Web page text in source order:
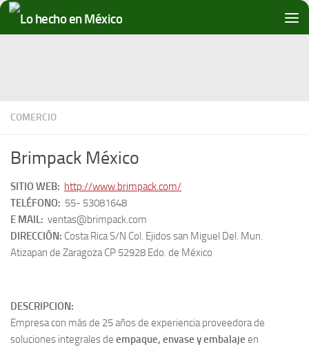
Debajo del contenido
COMERCIO
Brimpack México
SITIO WEB: http://www.brimpack.com/
TELÉFONO: 55- 53081648
E MAIL: ventas@brimpack.com
DIRECCIÓN: Costa Rica S/N Col. Ejidos san Miguel Del. Mun.
Atizapan de Zaragoza CP 52928 Edo. de México
DESCRIPCION:
Empresa con más de 25 años de experiencia proveedora de
soluciones integrales de empaque, envase y embalaje en